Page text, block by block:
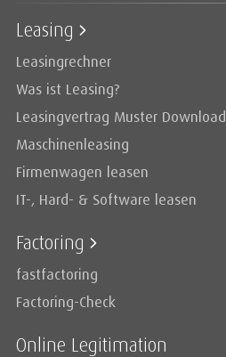
Leasing
Leasingrechner
Was ist Leasing?
Leasingvertrag Muster Download
Maschinenleasing
Firmenwagen leasen
IT-, Hard- & Software leasen
Factoring
fastfactoring
Factoring-Check
Online Legitimation